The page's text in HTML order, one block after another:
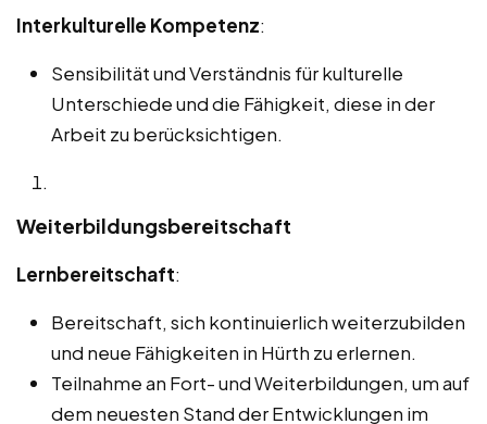
Interkulturelle Kompetenz:
Sensibilität und Verständnis für kulturelle
Unterschiede und die Fähigkeit, diese in der
Arbeit zu berücksichtigen.
Weiterbildungsbereitschaft
Lernbereitschaft:
Bereitschaft, sich kontinuierlich weiterzubilden
und neue Fähigkeiten in Hürth zu erlernen.
Teilnahme an Fort- und Weiterbildungen, um auf
dem neuesten Stand der Entwicklungen im